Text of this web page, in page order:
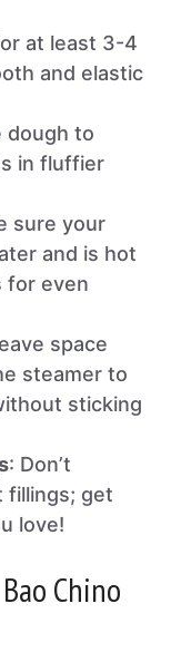
at least 3-4
and elastic
dough to
in fluffier
sure your
and is hot
for even
space
steamer to
sticking
: Don’t
get
love!
Chino